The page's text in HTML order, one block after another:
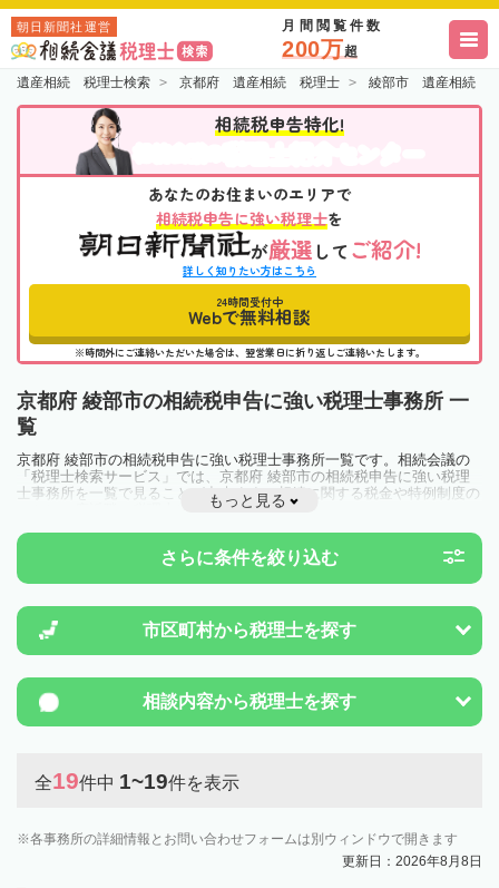
朝日新聞社運営 月間閲覧件数
200万超
遺産相続 税理士検索 京都府 遺産相続 税理士 綾部市 遺産相続
相続税申告特化!
あなたのお住まいのエリアで
相続税申告に強い税理士を
が厳選 して ご紹介!
詳しく知りたい方はこちら
24時間受付中
Webで無料相談
※時間外にご連絡いただいた場合は、翌営業日に折り返しご連絡いたします。
京都府 綾部市の相続税申告に強い税理士事務所 一
覧
京都府 綾部市の相続税申告に強い税理士事務所一覧です。相続会議の
「税理士検索サービス」では、京都府 綾部市の相続税申告に強い税理
士事務所を一覧で見ることが出来ます。相続に関する税金や特例制度の
ことは一度近隣の税理士に相談してみましょう。
もっと見る
さらに条件を絞り込む
市区町村から税理士を探す
相談内容から税理士を探す
全19件中 1~19件を表示
各事務所の詳細情報とお問い合わせフォームは別ウィンドウで開きます
更新日：2026年8月8日